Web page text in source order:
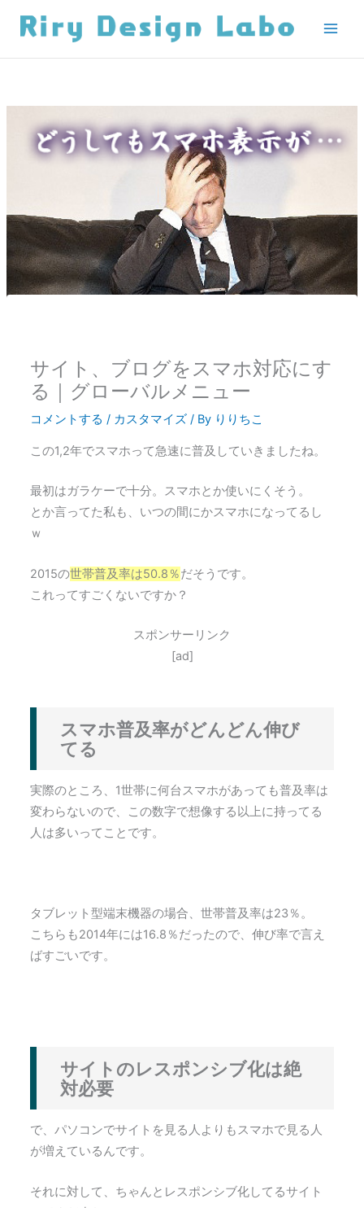
ッ
サイト、ブログをスマホ対応にす
る｜グローバルメニュー
コメントする / カスタマイズ / By りりちこ
この1,2年でスマホって急速に普及していきましたね。
最初はガラケーで十分。スマホとか使いにくそう。
とか言ってた私も、いつの間にかスマホになってるし
ｗ
2015の世帯普及率は50.8％だそうです。
これってすごくないですか？
スポンサーリンク
[ad]
スマホ普及率がどんどん伸び
てる
実際のところ、1世帯に何台スマホがあっても普及率は
変わらないので、この数字で想像する以上に持ってる
人は多いってことです。
タブレット型端末機器の場合、世帯普及率は23％。
こちらも2014年には16.8％だったので、伸び率で言え
ばすごいです。
サイトのレスポンシブ化は絶
対必要
で、パソコンでサイトを見る人よりもスマホで見る人
が増えているんです。
それに対して、ちゃんとレスポンシブ化してるサイト